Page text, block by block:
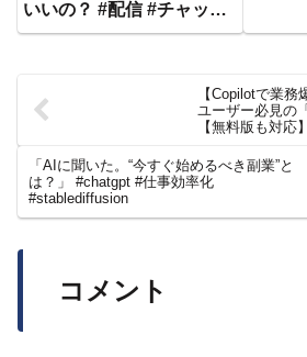
いいの？ #配信 #チャット
レディ #リモ活 #副業 #バ
【Copilotで業
ユーザー必見の
【無料版も対応
「AIに聞いた。“今すぐ始めるべき副業”と
は？」 #chatgpt #仕事効率化
#stablediffusion
コメント